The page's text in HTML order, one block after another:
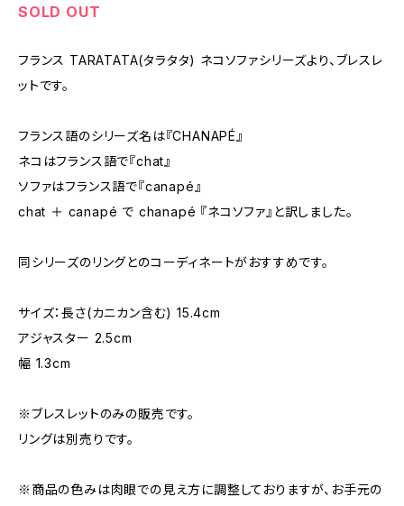
SOLD OUT
フランス TARATATA(タラタタ) ネコソファシリーズより、ブレスレ
ットです。
フランス語のシリーズ名は『CHANAPÉ』
ネコはフランス語で『chat』
ソファはフランス語で『canapé』
chat ＋ canapé で chanapé 『ネコソファ』と訳しました。
同シリーズのリングとのコーディネートがおすすめです。
サイズ：長さ(カニカン含む) 15.4cm
アジャスター 2.5cm
幅 1.3cm
※ブレスレットのみの販売です。
リングは別売りです。
※商品の色みは肉眼での見え方に調整しておりますが、お手元の